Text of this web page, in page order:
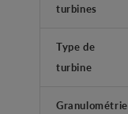
turbines
Type de
turbine
Granulométrie